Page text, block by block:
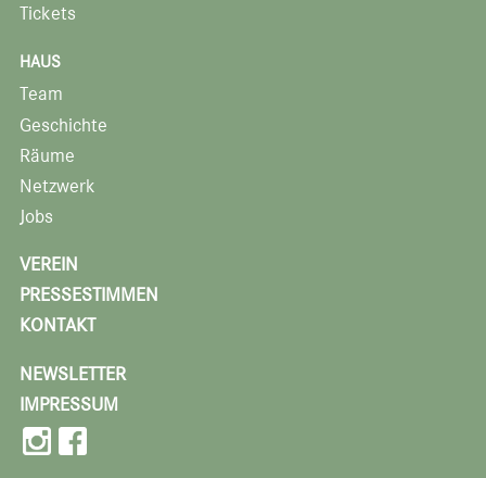
Tickets
HAUS
Team
Geschichte
Räume
Netzwerk
Jobs
VEREIN
PRESSESTIMMEN
KONTAKT
NEWSLETTER
IMPRESSUM